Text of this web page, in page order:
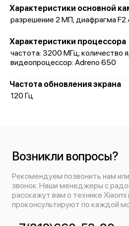
Характеристики основной
разрешение 2 МП; диафрагма
Характеристики процессора
частота: 3200 МГц; количество
видеопроцессор: Adreno 650
Частота обновления экрана
120 Гц
Возникли вопросы?
Рекомендуем позвонить нам
звонок. Наши менеджеры с
расскажут вам о технике
проконсультируют по каждой